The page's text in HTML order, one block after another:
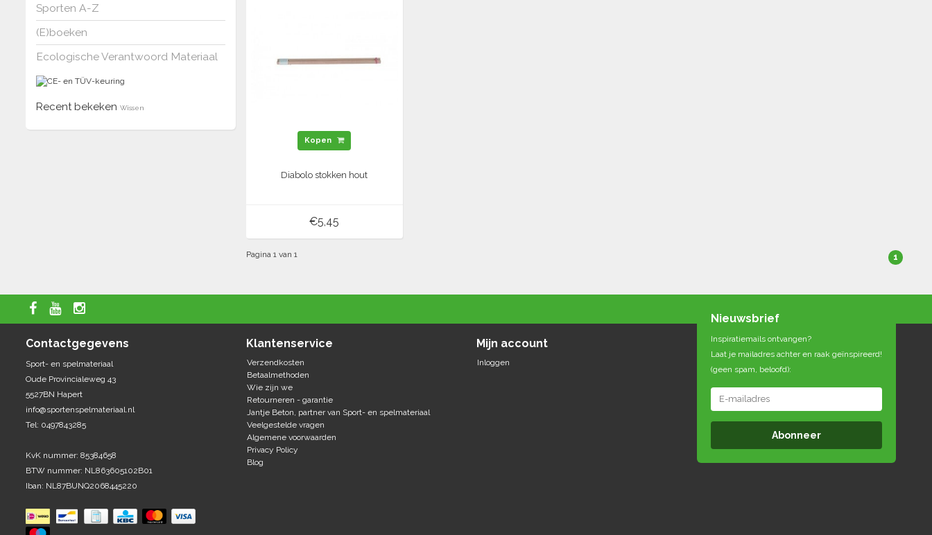
Sporten A-Z
(E)boeken
Ecologische Verantwoord Materiaal
Recent bekeken Wissen
Kopen
Diabolo stokken hout
€5,45
Pagina 1 van 1 1
Contactgegevens
Sport- en spelmateriaal
Oude Provincialeweg 43
5527BN Hapert
info@sportenspelmateriaal.nl
Tel: 0497843285
KvK nummer: 85384658
BTW nummer: NL863605102B01
Iban: NL87BUNQ2068445220
Klantenservice
Verzendkosten
Betaalmethoden
Wie zijn we
Retourneren - garantie
Jantje Beton, partner van Sport- en spelmateriaal
Veelgestelde vragen
Algemene voorwaarden
Privacy Policy
Blog
Mijn account
Inloggen
Nieuwsbrief
Inspiratiemails ontvangen?
Laat je mailadres achter en raak geïnspireerd!
(geen spam, beloofd):
Abonneer